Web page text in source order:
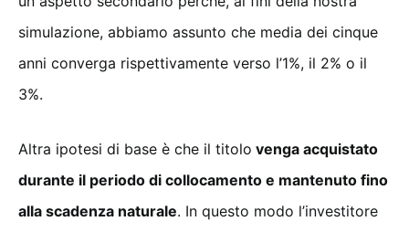
simulazione, abbiamo assunto che media dei cinque
anni converga rispettivamente verso l’1%, il 2% o il
3%.
Altra ipotesi di base è che il titolo venga acquistato
durante il periodo di collocamento e mantenuto fino
alla scadenza naturale. In questo modo l’investitore